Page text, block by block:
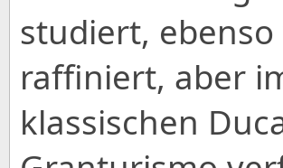
studiert,
raffiniert, aber
klassischen